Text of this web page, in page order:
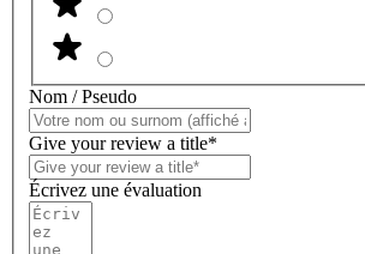
Nom / Pseudo
Give your review a title*
Écrivez une évaluation